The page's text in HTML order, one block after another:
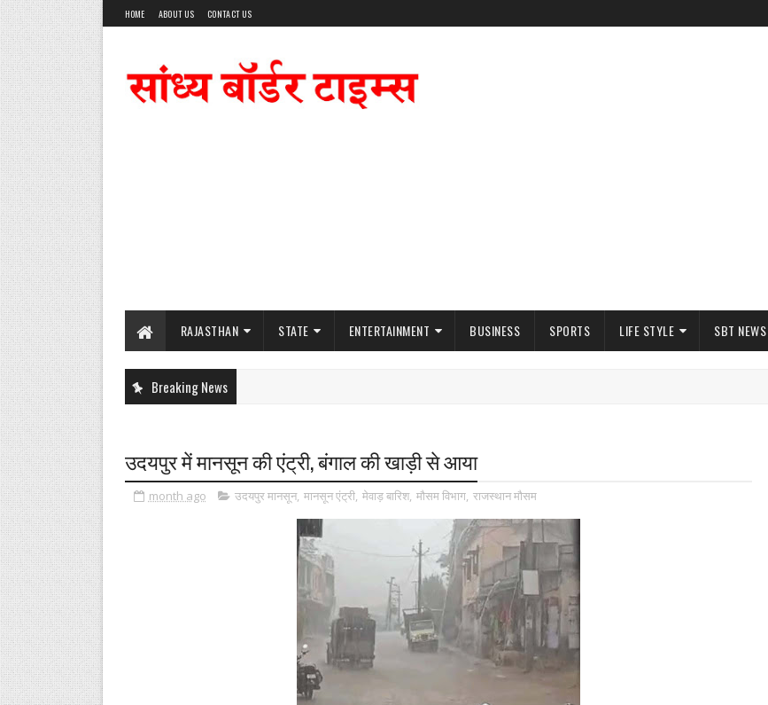
HOME ABOUT US CONTACT US
RAJASTHAN STATE ENTERTAINMENT BUSINESS SPORTS LIFE STYLE SBT NEWS
Breaking News
उदयपुर में मानसून की एंट्री, बंगाल की खाड़ी से आया
month ago उदयपुर मानसून, मानसून एंट्री, मेवाड़ बारिश, मौसम विभाग, राजस्थान मौसम